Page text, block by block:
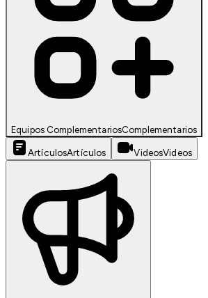
Equipos ComplementariosComplementarios
ArtículosArtículos VideosVideos